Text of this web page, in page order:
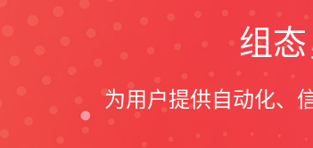
组
为用户提供自动化、